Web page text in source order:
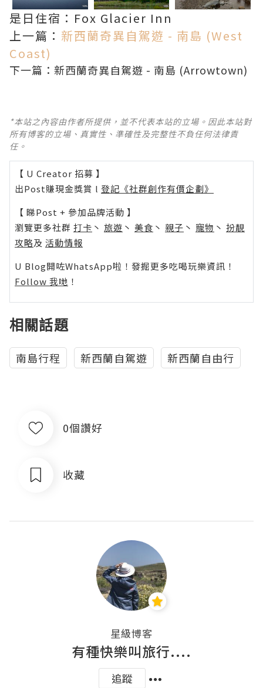
是日住宿：Fox Glacier Inn
上一篇： 新西蘭奇異自駕遊 - 南島 (West
Coast)
下一篇： 新西蘭奇異自駕遊 - 南島 (Arrowtown)
*本站之內容由作者所提供，並不代表本站的立場。因此本站對
所有博客的立場、真實性、準確性及完整性不負任何法律責
任。
【 U Creator 招募 】
出Post賺現金獎賞 l 登記《社群創作有價企劃》
【 睇Post + 參加品牌活動 】
瀏覽更多社群 打卡 丶 旅遊 丶 美食 丶 親子 丶 寵物 丶 扮靚
攻略及 活動情報
U Blog開咗WhatsApp啦！發掘更多吃喝玩樂資訊！
Follow 我哋 ！
相關話題
南島行程 新西蘭自駕遊 新西蘭自由行
0個讚好
收藏
星級博客
有種快樂叫旅行....
追蹤